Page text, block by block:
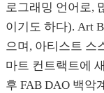
로그래밍 언어로,
이기도 하다). Art
으며, 아티스트 스
마트 컨트랙트에
후 FAB DAO 백악